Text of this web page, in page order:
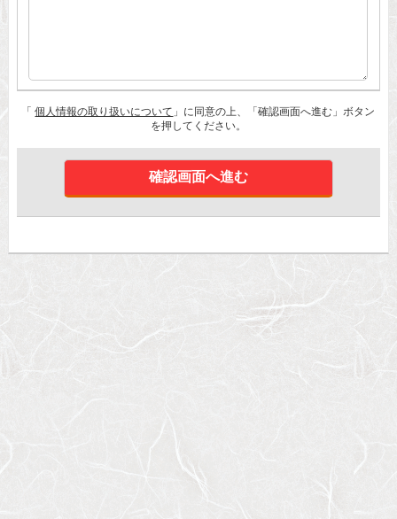
「個人情報の取り扱いについて 」に同意の上、「確認画面へ進む」ボタン
を押してください。